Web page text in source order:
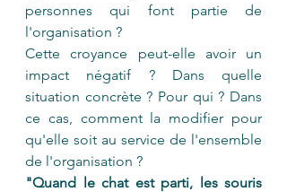
personnes qui font partie de
l'organisation ?
Cette croyance peut-elle avoir un
impact négatif ? Dans quelle
situation concrète ? Pour qui ? Dans
ce cas, comment la modifier pour
qu'elle soit au service de l'ensemble
de l'organisation ?
"Quand le chat est parti, les souris